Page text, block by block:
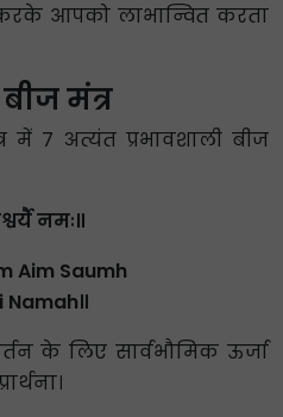
आपको लाभान्वित करता
मंत्र
में 7 अत्यंत प्रभावशाली बीज
नमः॥
Aim Saumh
Namah॥
के लिए सार्वभौमिक ऊर्जा